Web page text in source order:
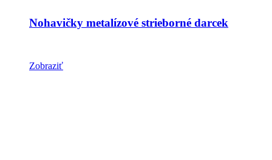
Nohavičky metalízové strieborné darcek
Zobraziť